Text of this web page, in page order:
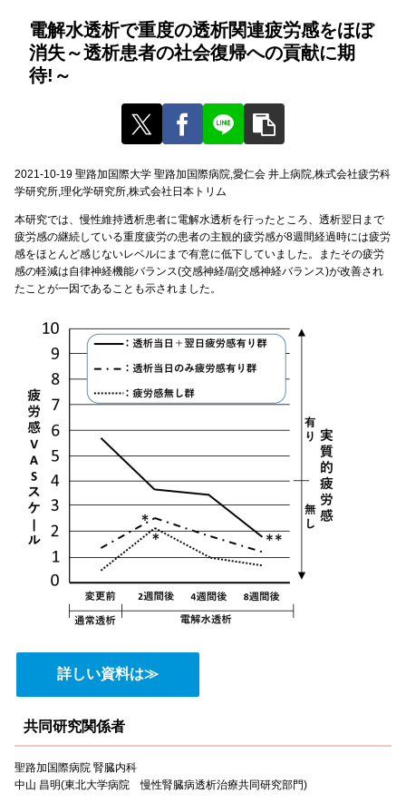
電解水透析で重度の透析関連疲労感をほぼ
消失～透析患者の社会復帰への貢献に期
待!～
2021-10-19 聖路加国際大学 聖路加国際病院,愛仁会 井上病院,株式会社疲労科
学研究所,理化学研究所,株式会社日本トリム
本研究では、慢性維持透析患者に電解水透析を行ったところ、透析翌日まで
疲労感の継続している重度疲労の患者の主観的疲労感が8週間経過時には疲労
感をほとんど感じないレベルにまで有意に低下していました。またその疲労
感の軽減は自律神経機能バランス(交感神経/副交感神経バランス)が改善され
たことが一因であることも示されました。
詳しい資料は≫
共同研究関係者
聖路加国際病院 腎臓内科
中山 昌明(東北大学病院 慢性腎臓病透析治療共同研究部門)